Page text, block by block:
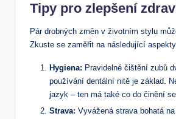
Tipy pro zlepšení
Pár drobných změn v životním stylu
Zkuste se zaměřit na následující
Hygiena: Pravidelné čištění zubů
používání dentální nitě je základ.
jazyk – ten má také co do činění
Strava: Vyvážená strava bohatá